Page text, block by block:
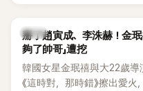
韓星
掰了趙寅成、李洙赫！金
夠了帥哥」遭挖
韓國女星金珉禧與大22歲
《這時對，那時錯》擦出愛